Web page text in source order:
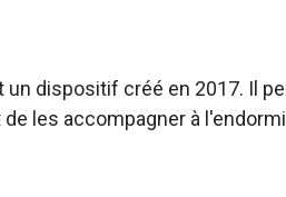
un dispositif créé en 2017. Il
les accompagner à